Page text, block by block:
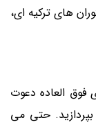
های ترکیه ای،
فوق العاده دعوت
حتی می